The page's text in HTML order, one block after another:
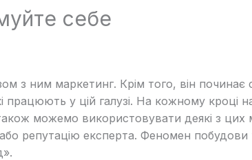
себе
з ним маркетинг. Крім того, він
працюють у цій галузі. На кожному кроці
можемо використовувати деякі з цих
репутацію експерта. Феномен побудови